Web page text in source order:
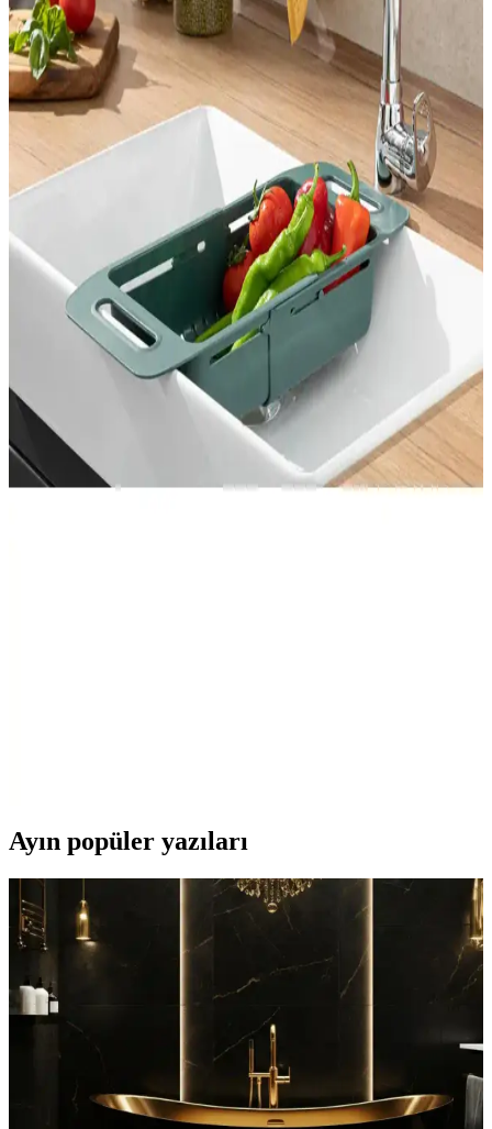
Süzgeçli Banyo ve Lavabo Gider Filtresi: Dayanıklı
ve Pratik Kullanım İçin Rehber
Dem Home'un silikon gider filtresi, kolay takılır, kötü kokuları önler
ve dayanıklıdır. Pratik kullanımıyla hijyen sağlar, uygun fiyatlı ve
estetik tasarımıyla tercih edilir.
Blue Home Light 1080 Derece Dönebilen Mutfak ve
Lavabo Bataryası - Pratik ve Dayanıklı Tasarım
Blue Home Light 1080 derece dönebilir mutfak ve lavabo bataryası,
estetik, dayanıklı ve pratik kullanım sunar. Filtreli su akışı ve hafif
yapısıyla hijyen ve kullanım kolaylığı sağlar.
AYGÖREN HOME Kendinden Boşaltmalı
Sabunluk – Ördek Desenli, Su Tutmaz, Lavabo
Bu lavabo üstü sabunluk, kendinden boşaltmalı tasarımıyla sabun
artıkları için hızlı kuruma sağlar ve su birikimini önler. Ördek desenli
beyaz plastik yapısı hafiflik sunar; mutfak ve banyoda dekoratif ve
fonksiyonel bir düzen kurar.
Ayın popüler yazıları